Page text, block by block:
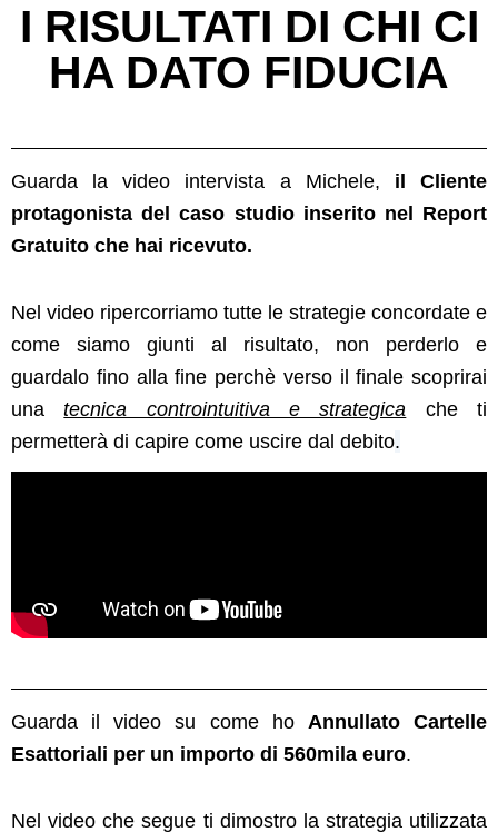
I RISULTATI DI CHI CI
HA DATO FIDUCIA
Guarda la video intervista a Michele, il Cliente
protagonista del caso studio inserito nel Report
Gratuito che hai ricevuto.
Nel video ripercorriamo tutte le strategie concordate e
come siamo giunti al risultato, non perderlo e
guardalo fino alla fine perchè verso il finale scoprirai
unatecnica controintuitiva e strategica che ti
permetterà di capire come uscire dal debito.
Guarda il video su come ho Annullato Cartelle
Esattoriali per un importo di 560mila euro.
Nel video che segue ti dimostro la strategia utilizzata